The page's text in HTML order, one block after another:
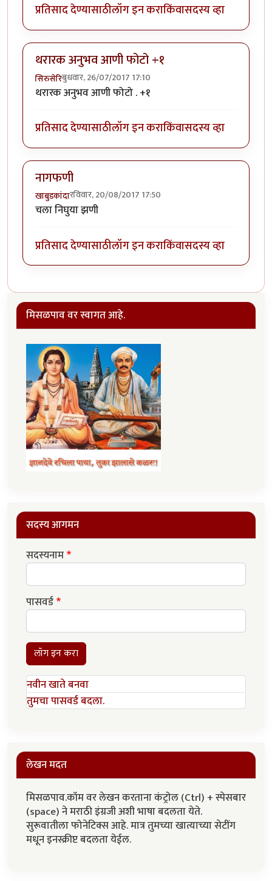
प्रतिसाद देण्यासाठीलॉग इन कराकिंवासदस्य व्हा
थरारक अनुभव आणी फोटो +१
सिरुसेरिबुधवार, 26/07/2017 17:10
थरारक अनुभव आणी फोटो . +१
प्रतिसाद देण्यासाठीलॉग इन कराकिंवासदस्य व्हा
नागफणी
खाबुडकांदारविवार, 20/08/2017 17:50
चला निघुया झणी
प्रतिसाद देण्यासाठीलॉग इन कराकिंवासदस्य व्हा
मिसळपाव वर स्वागत आहे.
सदस्य आगमन
सदस्यनाम
पासवर्ड
लॉग इन करा
नवीन खाते बनवा
तुमचा पासवर्ड बदला.
लेखन मदत
मिसळपाव.कॉम वर लेखन करताना कंट्रोल (Ctrl) + स्पेसबार
(space) ने मराठी इंग्रजी अशी भाषा बदलता येते.
सुरूवातीला फोनेटिक्स आहे. मात्र तुमच्या खात्याच्या सेटींग
मधून इनस्क्रीप्ट बदलता येईल.